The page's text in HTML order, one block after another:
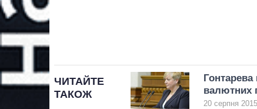
ЧИТАЙТЕ
ТАКОЖ
валютних
20 серпня